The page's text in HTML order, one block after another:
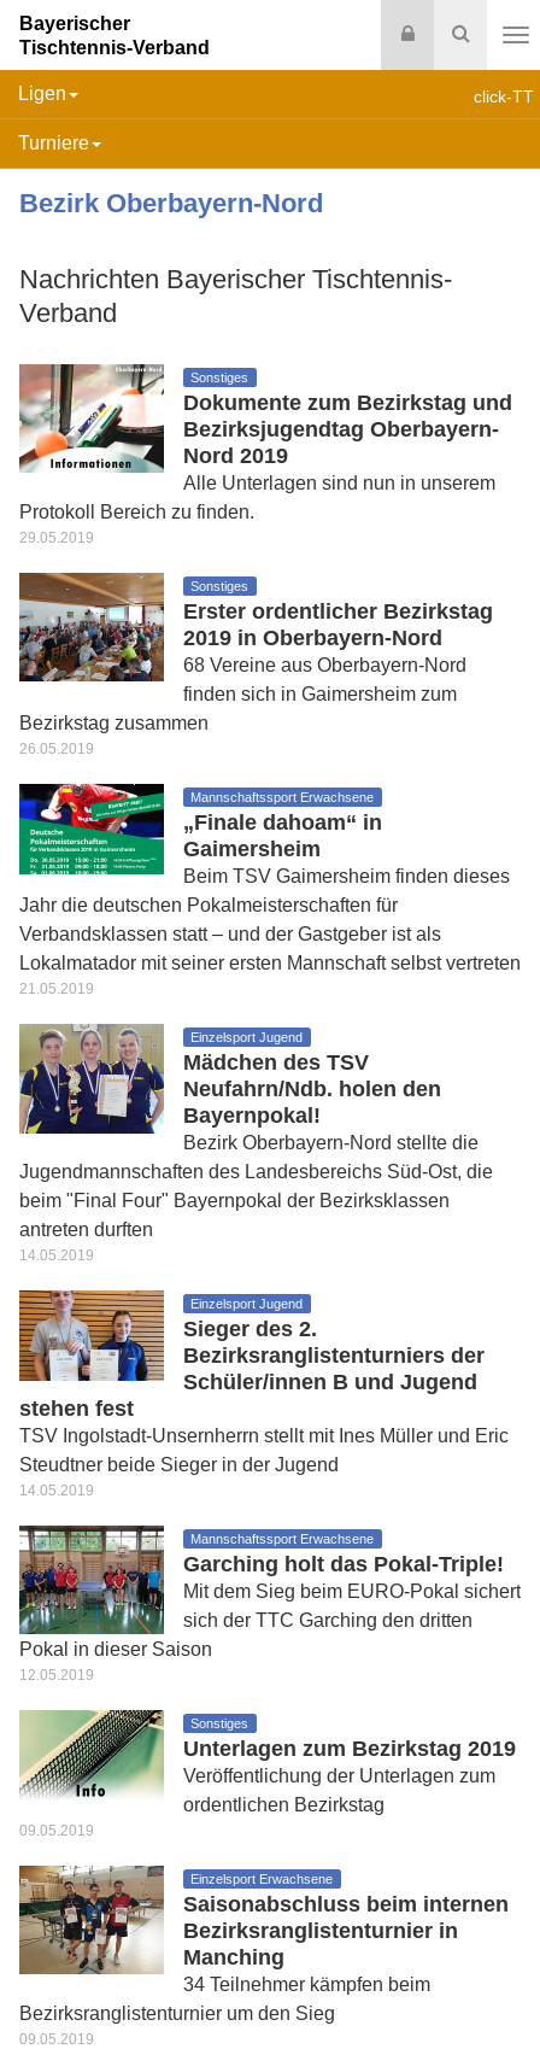
Suche
Login
Bayerischer
Tischtennis-Verband
click-TT
Ligen
Turniere
Bezirk Oberbayern-Nord
Nachrichten Bayerischer Tischtennis-
Verband
Sonstiges
Dokumente zum Bezirkstag und
Bezirksjugendtag Oberbayern-
Nord 2019
Alle Unterlagen sind nun in unserem
Protokoll Bereich zu finden.
29.05.2019
Sonstiges
Erster ordentlicher Bezirkstag
2019 in Oberbayern-Nord
68 Vereine aus Oberbayern-Nord
finden sich in Gaimersheim zum
Bezirkstag zusammen
26.05.2019
Mannschaftssport Erwachsene
„Finale dahoam“ in
Gaimersheim
Beim TSV Gaimersheim finden dieses
Jahr die deutschen Pokalmeisterschaften für
Verbandsklassen statt – und der Gastgeber ist als
Lokalmatador mit seiner ersten Mannschaft selbst vertreten
21.05.2019
Einzelsport Jugend
Mädchen des TSV
Neufahrn/Ndb. holen den
Bayernpokal!
Bezirk Oberbayern-Nord stellte die
Jugendmannschaften des Landesbereichs Süd-Ost, die
beim "Final Four" Bayernpokal der Bezirksklassen
antreten durften
14.05.2019
Einzelsport Jugend
Sieger des 2.
Bezirksranglistenturniers der
Schüler/innen B und Jugend
stehen fest
TSV Ingolstadt-Unsernherrn stellt mit Ines Müller und Eric
Steudtner beide Sieger in der Jugend
14.05.2019
Mannschaftssport Erwachsene
Garching holt das Pokal-Triple!
Mit dem Sieg beim EURO-Pokal sichert
sich der TTC Garching den dritten
Pokal in dieser Saison
12.05.2019
Sonstiges
Unterlagen zum Bezirkstag 2019
Veröffentlichung der Unterlagen zum
ordentlichen Bezirkstag
09.05.2019
Einzelsport Erwachsene
Saisonabschluss beim internen
Bezirksranglistenturnier in
Manching
34 Teilnehmer kämpfen beim
Bezirksranglistenturnier um den Sieg
09.05.2019